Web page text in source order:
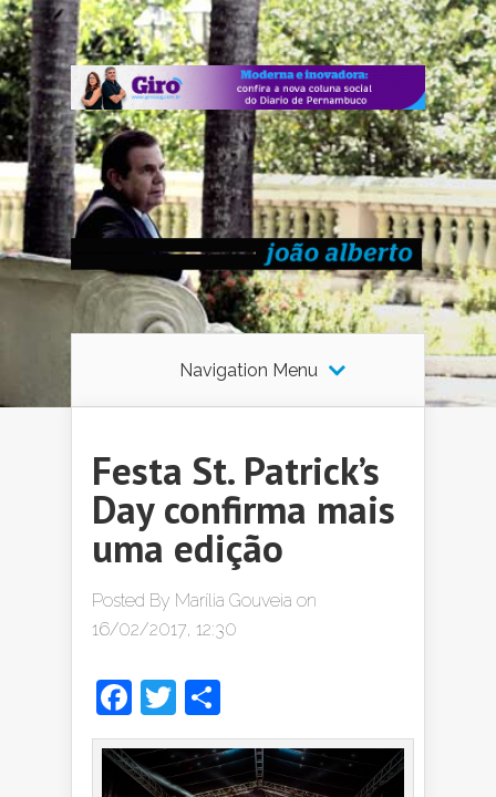
Navigation Menu
Festa St. Patrick’s
Day confirma mais
uma edição
Posted By Marília Gouveia on
16/02/2017, 12:30
Facebook
Twitter